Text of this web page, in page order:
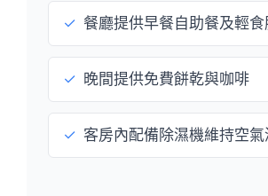
✓ 餐廳提供早餐自助餐及輕食
✓ 晚間提供免費餅乾與咖啡
✓ 客房內配備除濕機維持空氣